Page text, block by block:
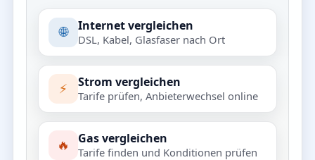
🌐 Internet vergleichen
DSL, Kabel, Glasfaser nach Ort
⚡ Strom vergleichen
Tarife prüfen, Anbieterwechsel online
🔥 Gas vergleichen
Tarife finden und Konditionen prüfen